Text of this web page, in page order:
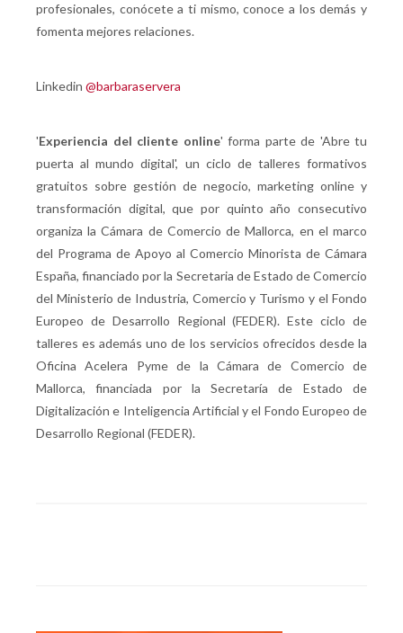
profesionales, conócete a ti mismo, conoce a los demás y
fomenta mejores relaciones.
Linkedin @barbaraservera
'Experiencia del cliente online' forma parte de 'Abre tu
puerta al mundo digital', un ciclo de talleres formativos
gratuitos sobre gestión de negocio, marketing online y
transformación digital, que por quinto año consecutivo
organiza la Cámara de Comercio de Mallorca, en el marco
del Programa de Apoyo al Comercio Minorista de Cámara
España, financiado por la Secretaria de Estado de Comercio
del Ministerio de Industria, Comercio y Turismo y el Fondo
Europeo de Desarrollo Regional (FEDER). Este ciclo de
talleres es además uno de los servicios ofrecidos desde la
Oficina Acelera Pyme de la Cámara de Comercio de
Mallorca, financiada por la Secretaría de Estado de
Digitalización e Inteligencia Artificial y el Fondo Europeo de
Desarrollo Regional (FEDER).